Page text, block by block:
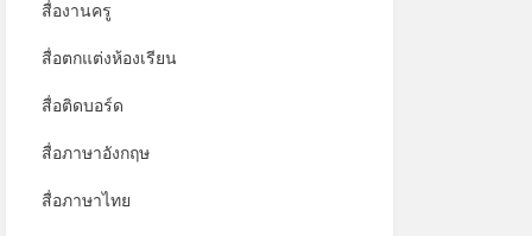
สื่องานครู
สื่อตกแต่งห้องเรียน
สื่อติดบอร์ด
สื่อภาษาอังกฤษ
สื่อภาษาไทย